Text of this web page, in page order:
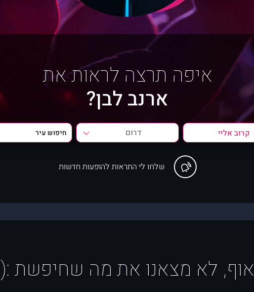
איפה תרצה לראות את
ארנב לבן?
דרום
שלחו לי התראות להופעות חדשות
אוף, לא מצאנו את מה שחיפשת :(